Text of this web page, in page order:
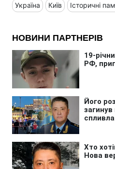
Україна Київ Історичні